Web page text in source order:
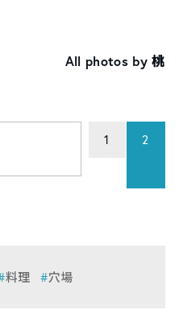
All photos by 桃
1 2
料理 穴場